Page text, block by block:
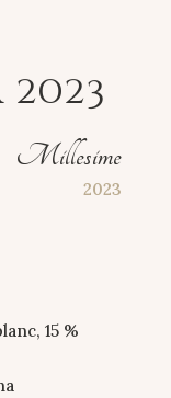
Millesime
2023
15 %